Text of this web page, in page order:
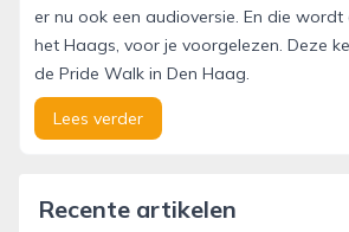
er nu ook een audioversie. En die
het Haags, voor je voorgelezen. Deze
de Pride Walk in Den Haag.
Lees verder
Recente artikelen